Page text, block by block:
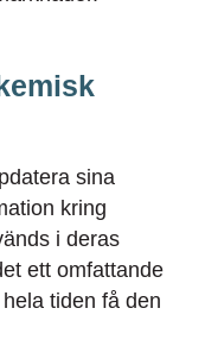
sina
kring
i deras
ett omfattande
tiden få den